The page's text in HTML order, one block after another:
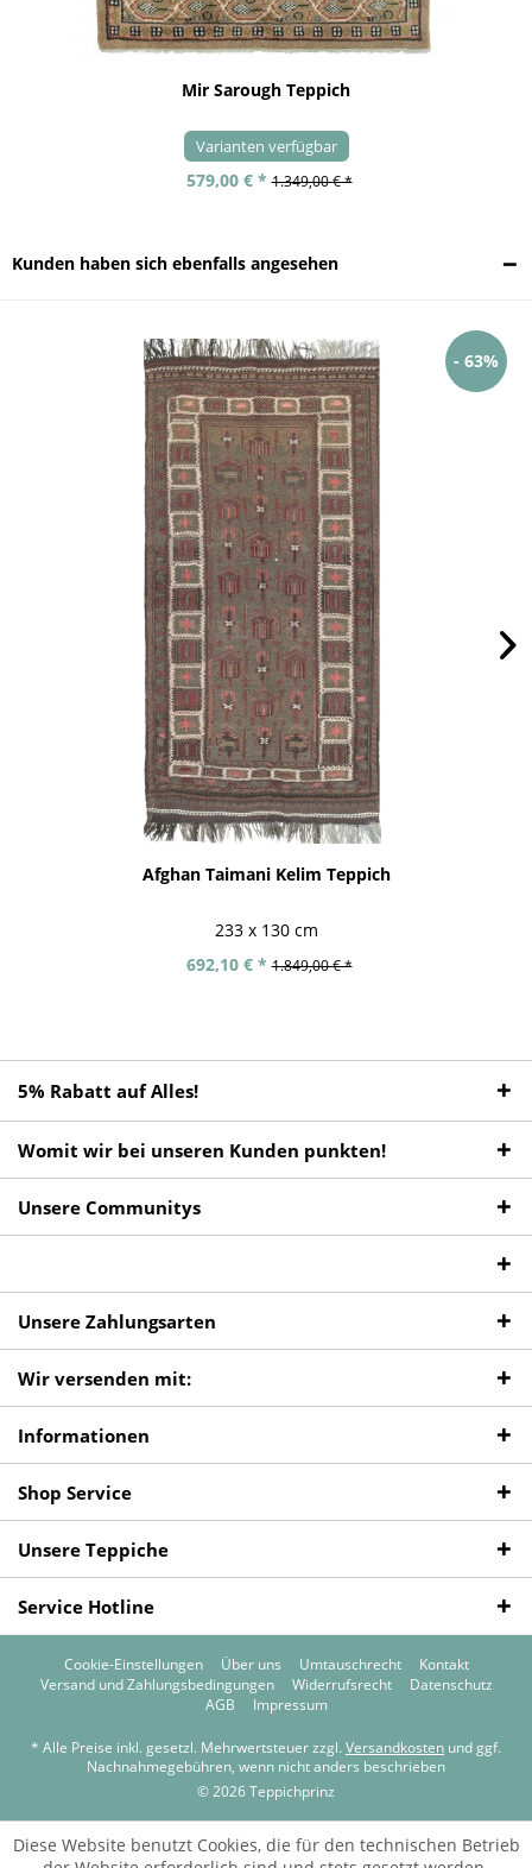
Mir Sarough Teppich
Varianten verfügbar
579,00 € * 1.349,00 € *
Kunden haben sich ebenfalls angesehen
- 63%
Afghan Taimani Kelim Teppich
233 x 130 cm
692,10 € * 1.849,00 € *
5% Rabatt auf Alles!
Womit wir bei unseren Kunden punkten!
Unsere Communitys
Unsere Zahlungsarten
Wir versenden mit:
Informationen
Shop Service
Unsere Teppiche
Service Hotline
Cookie-Einstellungen Über uns Umtauschrecht
Kontakt
Versand und Zahlungsbedingungen
Widerrufsrecht
Datenschutz
AGB
Impressum
* Alle Preise inkl. gesetzl. Mehrwertsteuer zzgl. Versandkosten und ggf.
Nachnahmegebühren, wenn nicht anders beschrieben
© 2026 Teppichprinz
Diese Website benutzt Cookies, die für den technischen Betrieb